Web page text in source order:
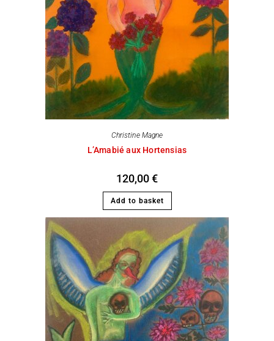
Christine Magne
L’Amabié aux Hortensias
120,00€
Add to basket